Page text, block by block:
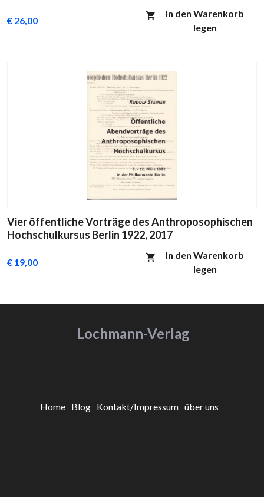
€ 26,00
In den Warenkorb
legen
Vier öffentliche Vorträge des Anthroposophischen
Hochschulkursus Berlin 1922, 2017
€ 19,00
In den Warenkorb
legen
Lochmann-Verlag
Home Blog Kontakt/Impressum über uns